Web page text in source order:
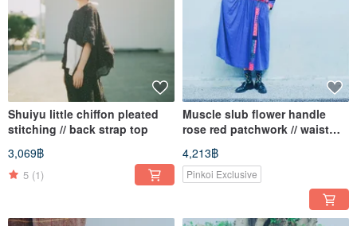
Shuiyu little chiffon pleated
stitching // back strap top
3,069฿
5 (1)
Muscle slub flower handle
rose red patchwork // waist
long dress
4,213฿
Pinkoi Exclusive